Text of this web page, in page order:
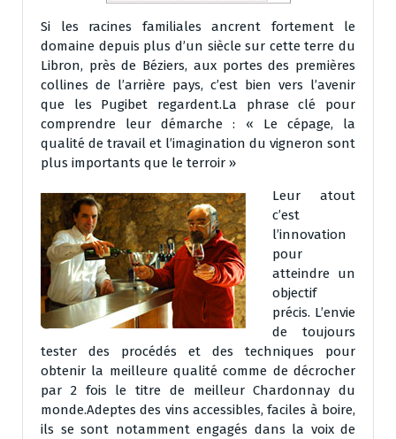
Si les racines familiales ancrent fortement le
domaine depuis plus d’un siècle sur cette terre du
Libron, près de Béziers, aux portes des premières
collines de l’arrière pays, c’est bien vers l’avenir
que les Pugibet regardent.La phrase clé pour
comprendre leur démarche : « Le cépage, la
qualité de travail et l’imagination du vigneron sont
plus importants que le terroir »
Leur atout
c’est
l’innovation
pour
atteindre un
objectif
précis. L’envie
de toujours
tester des procédés et des techniques pour
obtenir la meilleure qualité comme de décrocher
par 2 fois le titre de meilleur Chardonnay du
monde.Adeptes des vins accessibles, faciles à boire,
ils se sont notamment engagés dans la voix de